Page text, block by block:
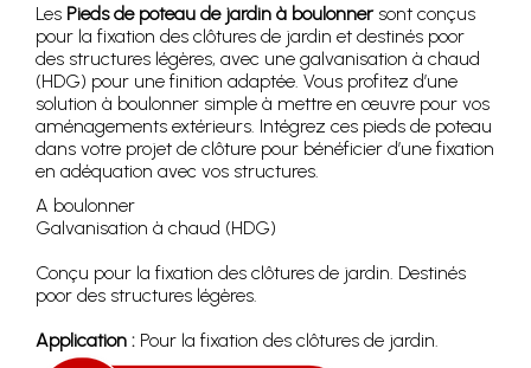
Les Pieds de poteau de jardin à boulonnersont conçus
pour la fixation des clôtures de jardin et destinés poor
des structures légères, avec une galvanisation à chaud
(HDG) pour une finition adaptée. Vous profitez d’une
solution à boulonner simple à mettre en œuvre pour vos
aménagements extérieurs. Intégrez ces pieds de poteau
dans votre projet de clôture pour bénéficier d’une fixation
en adéquation avec vos structures.
A boulonner
Galvanisation à chaud (HDG)
Conçu pour la fixation des clôtures de jardin. Destinés
poor des structures légères.
Application : Pour la fixation des clôtures de jardin.